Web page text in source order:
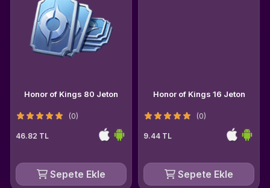
Honor of Kings 80 Jeton
(0)
46.82 TL
Sepete Ekle
Honor of Kings 16 Jeton
(0)
9.44 TL
Sepete Ekle